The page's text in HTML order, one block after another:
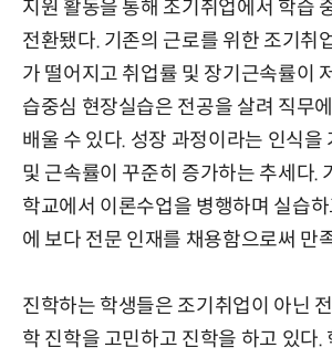
지원 활동을 통해 조기취업에서 학습
전환됐다. 기존의 근로를 위한 조기취
가 떨어지고 취업률 및 장기근속률이
습중심 현장실습은 전공을 살려 직무
배울 수 있다. 성장 과정이라는 인식을
및 근속률이 꾸준히 증가하는 추세다.
학교에서 이론수업을 병행하며 실습
에 보다 전문 인재를 채용함으로써 만
진학하는 학생들은 조기취업이 아닌
학 진학을 고민하고 진학을 하고 있다.